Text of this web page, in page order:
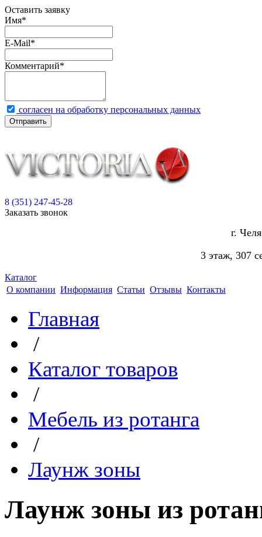
Оставить заявку
Имя*
E-Mail*
Комментарий*
согласен на обработку персональных данных
Отправить
8 (351) 247-45-28
Заказать звонок
г.
3 этаж, 307
Каталог
О компании Информация Статьи Отзывы Контакты
Главная
/
Каталог товаров
/
Мебель из ротанга
/
Лаунж зоны
Лаунж зоны из